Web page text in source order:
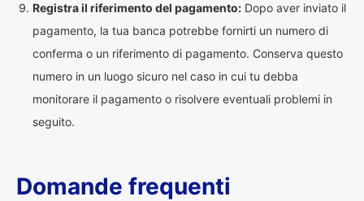
Registra il riferimento del pagamento: Dopo aver inviato il
pagamento, la tua banca potrebbe fornirti un numero di
conferma o un riferimento di pagamento. Conserva questo
numero in un luogo sicuro nel caso in cui tu debba
monitorare il pagamento o risolvere eventuali problemi in
seguito.
Domande frequenti